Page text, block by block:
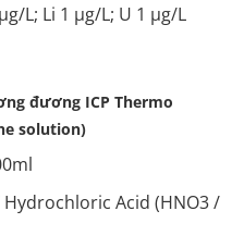
L; Li 1 µg/L; U 1 µg/L
đương ICP Thermo
solution)
Acid (HNO3 /